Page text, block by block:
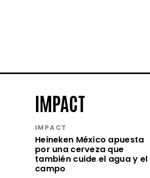
IMPACT
IMPACT
Heineken México apuesta
por una cerveza que
también cuide el agua y el
campo